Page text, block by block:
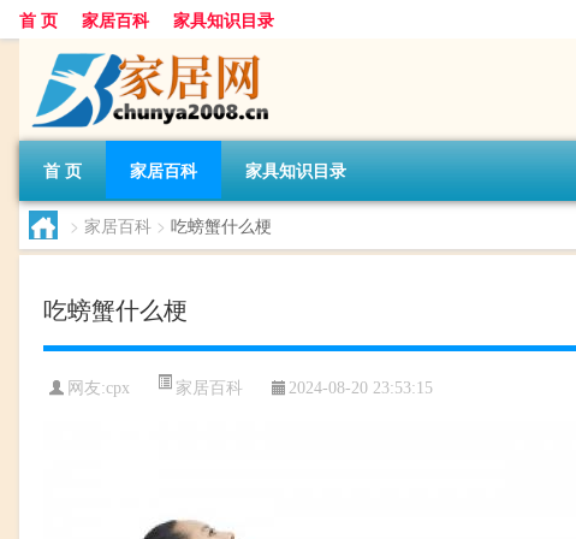
首 页 家居百科 家具知识目录
首 页 家居百科 家具知识目录
> 家居百科 > 吃螃蟹什么梗
吃螃蟹什么梗
网友:cpx 家居百科 2024-08-20 23:53:15